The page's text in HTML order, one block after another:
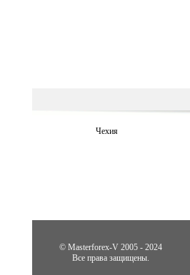
Чехия
© Masterforex-V 2005 - 2024
Все права защищены.